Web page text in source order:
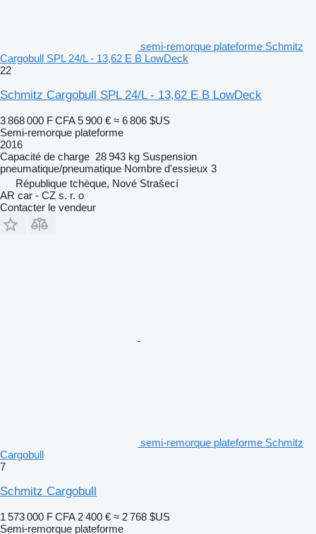
semi-remorque plateforme Schmitz
Cargobull SPL 24/L - 13,62 E B LowDeck
22
Schmitz Cargobull SPL 24/L - 13,62 E B LowDeck
3 868 000 F CFA 5 900 € ≈ 6 806 $US
Semi-remorque plateforme
2016
Capacité de charge 28 943 kg Suspension
pneumatique/pneumatique Nombre d'essieux 3
République tchèque, Nové Strašecí
AR car - CZ s. r. o
Contacter le vendeur
semi-remorque plateforme Schmitz
Cargobull
7
Schmitz Cargobull
1 573 000 F CFA 2 400 € ≈ 2 768 $US
Semi-remorque plateforme